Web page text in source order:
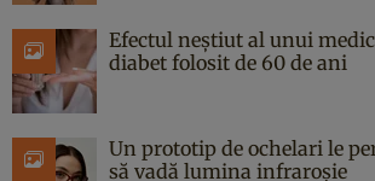
Efectul neștiut al unui
diabet folosit de 60 de ani
Un prototip de ochelari le
să vadă lumina infraroșie